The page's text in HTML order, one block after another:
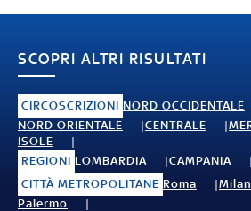
SCOPRI ALTRI RISULTATI
CIRCOSCRIZIONI NORD OCCIDENTALE
NORD ORIENTALE
CENTRALE
ISOLE
REGIONI LOMBARDIA CAMPANIA
CITTÀ METROPOLITANE Roma
Palermo